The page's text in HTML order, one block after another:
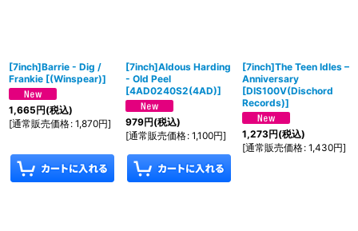
[7inch]Barrie - Dig /
Frankie [(Winspear)]
1,665円(税込)
[通常販売価格: 1,870円]
[7inch]Aldous Harding
- Old Peel
[4AD0240S2(4AD)]
979円(税込)
[通常販売価格: 1,100円]
[7inch]The Teen Idles –
Anniversary
[DIS100V(Dischord
Records)]
1,273円(税込)
[通常販売価格: 1,430円]